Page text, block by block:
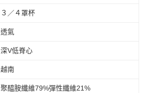
３／４罩杯
透氣
深V低脊心
越南
聚醯胺纖維79%彈性纖維21%